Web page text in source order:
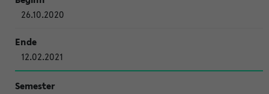
26.10.2020
12.02.2021